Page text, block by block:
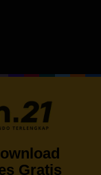
Gratis